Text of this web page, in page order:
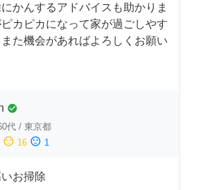
かんするアドバイスも助かりま
カピカになって家が過ごしやす
た機会があればよろしくお願い
check_circle
代 / 東京都
sentiment_neutral 16 sentiment_dissatisfied 1
お掃除